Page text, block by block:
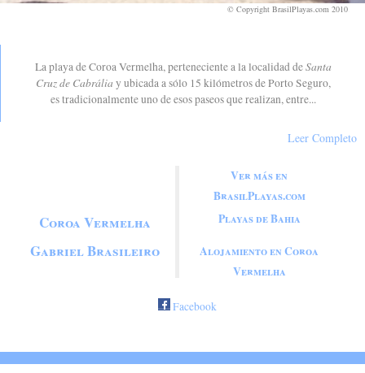
© Copyright BrasilPlayas.com 2010
La playa de Coroa Vermelha, perteneciente a la localidad deSanta
Cruz de Cabrália y ubicada a sólo 15 kilómetros de Porto Seguro,
es tradicionalmente uno de esos paseos que realizan, entre...
Leer Completo
Coroa Vermelha
Gabriel Brasileiro
Ver más en
BrasilPlayas.com
Playas de Bahia
Alojamiento en Coroa
Vermelha
Facebook